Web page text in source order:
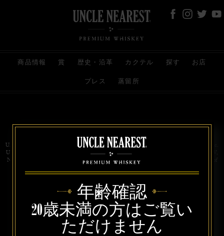
商品情報 賞 歴史・沿革 カクテル 探す お店
プレス 蒸留所
お問い合わせ 代理店 規約と条件
プライバシー
Uncle Nearest Premium Whiskey is wholly and independently owned by Uncle Nearest, Inc.
UNCLE NEAREST, THE BEST WHISKEY MAKER THE WORLD NEVER KNEW,
NATHAN GREEN, NEAREST GREEN, and DRINK HONORABLY are trademarks of
年齢確認
20歳未満の方はご覧い
ただけません